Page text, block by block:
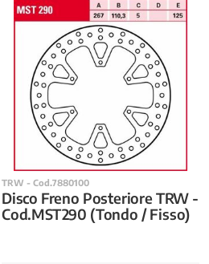
TRW - Cod.7880100
Disco Freno Posteriore TRW -
Cod.MST290 (Tondo / Fisso)